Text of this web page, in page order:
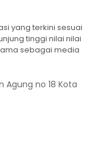
yang terkini sesuai
tinggi nilai nilai
sebagai media
Agung no 18 Kota